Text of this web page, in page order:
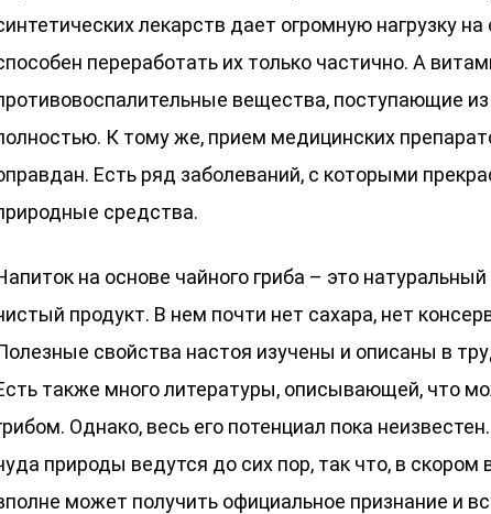
лекарств дает огромную нагрузку
переработать их только частично. А
вещества, поступающие
К тому же, прием медицинских
Есть ряд заболеваний, с которыми
средства.
на основе чайного гриба – это натуральный
продукт. В нем почти нет сахара, нет
свойства настоя изучены и описаны в
также много литературы, описывающей, что
Однако, весь его потенциал пока
природы ведутся до сих пор, так что, в скором
может получить официальное признание и